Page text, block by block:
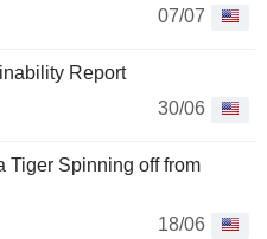
07/07
Report
30/06
Tiger Spinning off from
18/06